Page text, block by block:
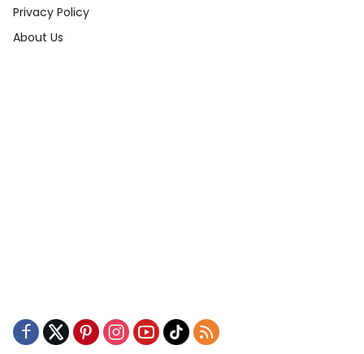
Privacy Policy
About Us